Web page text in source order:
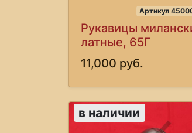
Артикул
Рукавицы
латные, 65Г
11,000 руб.
в наличии